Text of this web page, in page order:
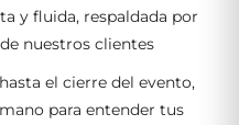
y fluida, respaldada por
de nuestros clientes
el cierre del evento,
para entender tus